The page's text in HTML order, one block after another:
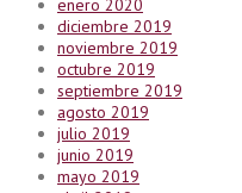
enero 2020
diciembre 2019
noviembre 2019
octubre 2019
septiembre 2019
agosto 2019
julio 2019
junio 2019
mayo 2019